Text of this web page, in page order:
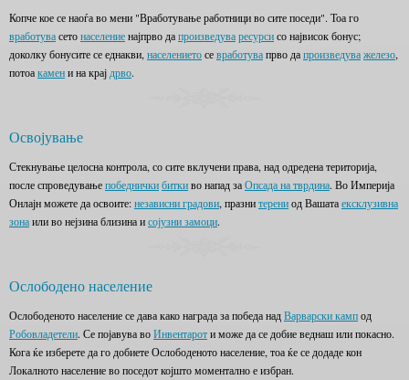
Копче кое се наоѓа во мени "Вработување работници во сите поседи". Тоа го
вработувасетонаселениенајпрво дапроизведуваресурсисо највисок бонус;
доколку бонусите се еднакви, населениетосевработувапрво дапроизведуважелезо,
потоакамени на крај дрво.
Освојување
Стекнување целосна контрола, со сите вклучени права, над одредена територија,
после спроведувањепобедничкибиткиво напад заОпсада на тврдина. Во Империја
Онлајн можете да освоите:независни градови, празнитерениод Вашатаексклузивна
зонаили во нејзина близина исојузни замоци.
Ослободено население
Ослободеното население се дава како награда за победа надВарварски кампод
Робовладетели. Се појавува воИнвентароти може да се добие веднаш или покасно.
Кога ќе изберете да го добиете Ослободеното население, тоа ќе се додаде кон
Локалното население во поседот којшто моментално е избран.